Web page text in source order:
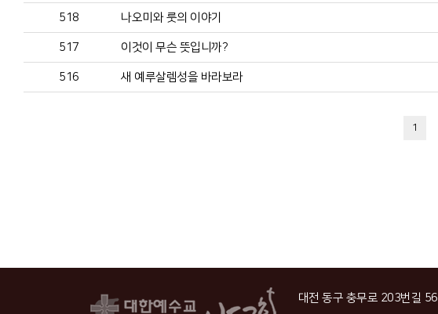
518 나오미와 룻의 이야기
517 이것이 무슨 뜻입니까?
516 새 예루살렘성을 바라보라
1
대전 동구 충무로 203번길 56